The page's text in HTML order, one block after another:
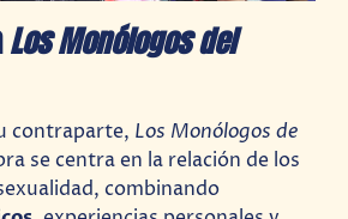
Los Monólogos del
contraparte, Los Monólogos de
se centra en la relación de los
combinando